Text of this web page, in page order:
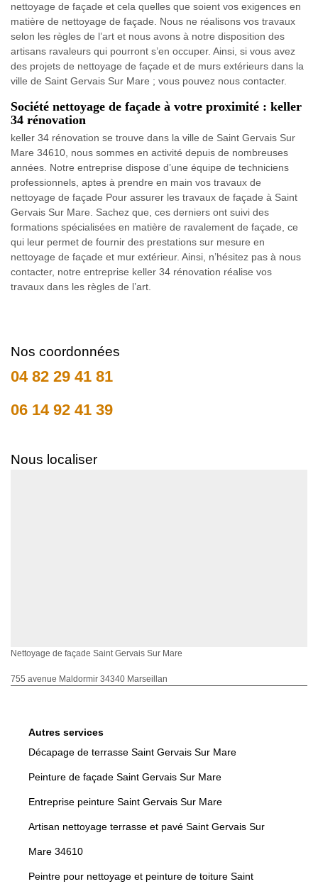
nettoyage de façade et cela quelles que soient vos exigences en
matière de nettoyage de façade. Nous ne réalisons vos travaux
selon les règles de l’art et nous avons à notre disposition des
artisans ravaleurs qui pourront s’en occuper. Ainsi, si vous avez
des projets de nettoyage de façade et de murs extérieurs dans la
ville de Saint Gervais Sur Mare ; vous pouvez nous contacter.
Société nettoyage de façade à votre proximité : keller
34 rénovation
keller 34 rénovation se trouve dans la ville de Saint Gervais Sur
Mare 34610, nous sommes en activité depuis de nombreuses
années. Notre entreprise dispose d’une équipe de techniciens
professionnels, aptes à prendre en main vos travaux de
nettoyage de façade Pour assurer les travaux de façade à Saint
Gervais Sur Mare. Sachez que, ces derniers ont suivi des
formations spécialisées en matière de ravalement de façade, ce
qui leur permet de fournir des prestations sur mesure en
nettoyage de façade et mur extérieur. Ainsi, n’hésitez pas à nous
contacter, notre entreprise keller 34 rénovation réalise vos
travaux dans les règles de l’art.
Nos coordonnées
04 82 29 41 81
06 14 92 41 39
Nous localiser
Nettoyage de façade Saint Gervais Sur Mare
755 avenue Maldormir 34340 Marseillan
Autres services
Décapage de terrasse Saint Gervais Sur Mare
Peinture de façade Saint Gervais Sur Mare
Entreprise peinture Saint Gervais Sur Mare
Artisan nettoyage terrasse et pavé Saint Gervais Sur
Mare 34610
Peintre pour nettoyage et peinture de toiture Saint